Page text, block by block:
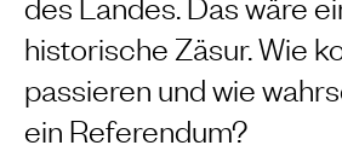
historische Zäsur. Wie
passieren und wie
ein Referendum?